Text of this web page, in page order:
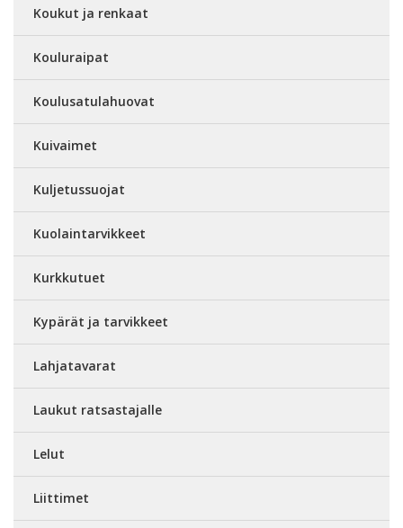
Koukut ja renkaat
Kouluraipat
Koulusatulahuovat
Kuivaimet
Kuljetussuojat
Kuolaintarvikkeet
Kurkkutuet
Kypärät ja tarvikkeet
Lahjatavarat
Laukut ratsastajalle
Lelut
Liittimet